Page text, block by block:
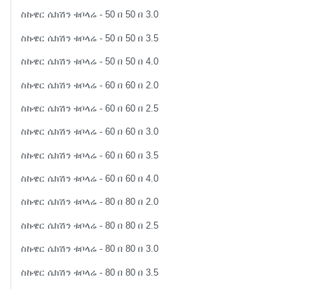
ስኩዌር ሴክሽን ቱቦላሬ - 50 በ 50 በ 3.0
ስኩዌር ሴክሽን ቱቦላሬ - 50 በ 50 በ 3.5
ስኩዌር ሴክሽን ቱቦላሬ - 50 በ 50 በ 4.0
ስኩዌር ሴክሽን ቱቦላሬ - 60 በ 60 በ 2.0
ስኩዌር ሴክሽን ቱቦላሬ - 60 በ 60 በ 2.5
ስኩዌር ሴክሽን ቱቦላሬ - 60 በ 60 በ 3.0
ስኩዌር ሴክሽን ቱቦላሬ - 60 በ 60 በ 3.5
ስኩዌር ሴክሽን ቱቦላሬ - 60 በ 60 በ 4.0
ስኩዌር ሴክሽን ቱቦላሬ - 80 በ 80 በ 2.0
ስኩዌር ሴክሽን ቱቦላሬ - 80 በ 80 በ 2.5
ስኩዌር ሴክሽን ቱቦላሬ - 80 በ 80 በ 3.0
ስኩዌር ሴክሽን ቱቦላሬ - 80 በ 80 በ 3.5